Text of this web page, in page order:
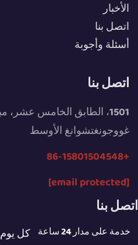
الأخبار
اتصل بنا
أسئلة وأجوبة
اتصل بنا
غووجونغتشوانغ الأوسط
+86-15801504548
[email protected]
اتصل بنا
كل يوم خدمة على مدار 24 ساعة